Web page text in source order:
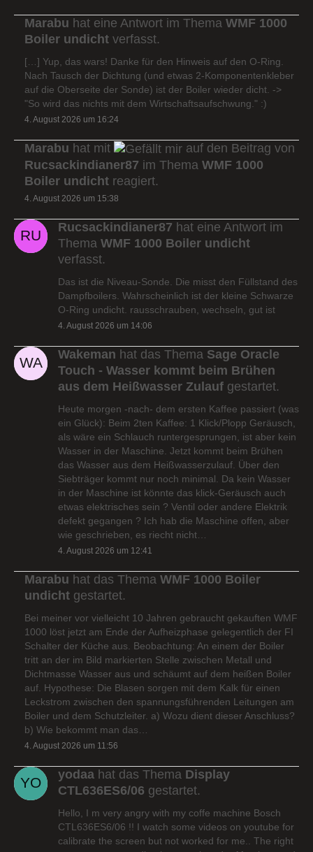
Marabu hat eine Antwort im Thema WMF 1000
Boiler undicht verfasst.
[…] Yup, das wars! Danke für den Hinweis auf den O-Ring.
Nach Tausch der Dichtung (und etwas 2-Komponentenkleber
auf die Oberseite der Sonde) ist der Boiler wieder dicht. ->
"So wird das nichts mit dem Wirtschaftsaufschwung." :)
4. August 2026 um 16:24
Marabu hat mit
auf den Beitrag von
Rucsackindianer87 im Thema WMF 1000
Boiler undicht reagiert.
4. August 2026 um 15:38
Rucsackindianer87 hat eine Antwort im
Thema WMF 1000 Boiler undicht
verfasst.
Das ist die Niveau-Sonde. Die misst den Füllstand des
Dampfboilers. Wahrscheinlich ist der kleine Schwarze
O-Ring undicht. rausschrauben, wechseln, gut ist
4. August 2026 um 14:06
Wakeman hat das Thema Sage Oracle
Touch - Wasser kommt beim Brühen
aus dem Heißwasser Zulauf gestartet.
Heute morgen -nach- dem ersten Kaffee passiert (was
ein Glück): Beim 2ten Kaffee: 1 Klick/Plopp Geräusch,
als wäre ein Schlauch runtergesprungen, ist aber kein
Wasser in der Maschine. Jetzt kommt beim Brühen
das Wasser aus dem Heißwasserzulauf. Über den
Siebträger kommt nur noch minimal. Da kein Wasser
in der Maschine ist könnte das klick-Geräusch auch
etwas elektrisches sein ? Ventil oder andere Elektrik
defekt gegangen ? Ich hab die Maschine offen, aber
wie geschrieben, es riecht nicht…
4. August 2026 um 12:41
Marabu hat das Thema WMF 1000 Boiler
undicht gestartet.
Bei meiner vor vielleicht 10 Jahren gebraucht gekauften WMF
1000 löst jetzt am Ende der Aufheizphase gelegentlich der FI
Schalter der Küche aus. Beobachtung: An einem der Boiler
tritt an der im Bild markierten Stelle zwischen Metall und
Dichtmasse Wasser aus und schäumt auf dem heißen Boiler
auf. Hypothese: Die Blasen sorgen mit dem Kalk für einen
Leckstrom zwischen den spannungsführenden Leitungen am
Boiler und dem Schutzleiter. a) Wozu dient dieser Anschluss?
b) Wie bekommt man das…
4. August 2026 um 11:56
yodaa hat das Thema Display
CTL636ES6/06 gestartet.
Hello, I m very angry with my coffe machine Bosch
CTL636ES6/06 !! I watch some videos on youtube for
calibrate the screen but not worked for me.. The right